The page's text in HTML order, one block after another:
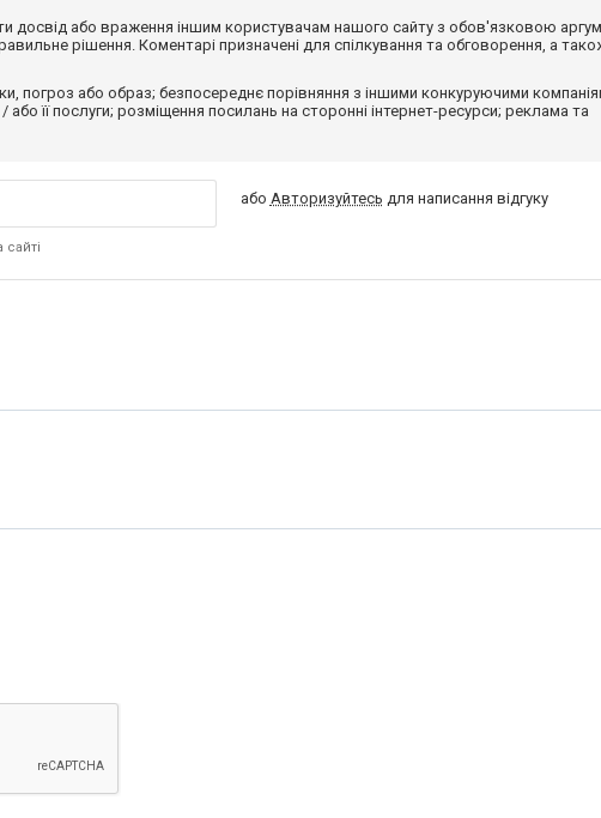
досвід або враження іншим користувачам нашого сайту з обов'язковою
рішення. Коментарі призначені для спілкування та обговорення, а
погроз або образ; безпосереднє порівняння з іншими конкуруючими
або її послуги; розміщення посилань на сторонні інтернет-ресурси; реклама та
або Авторизуйтесь для написання відгуку